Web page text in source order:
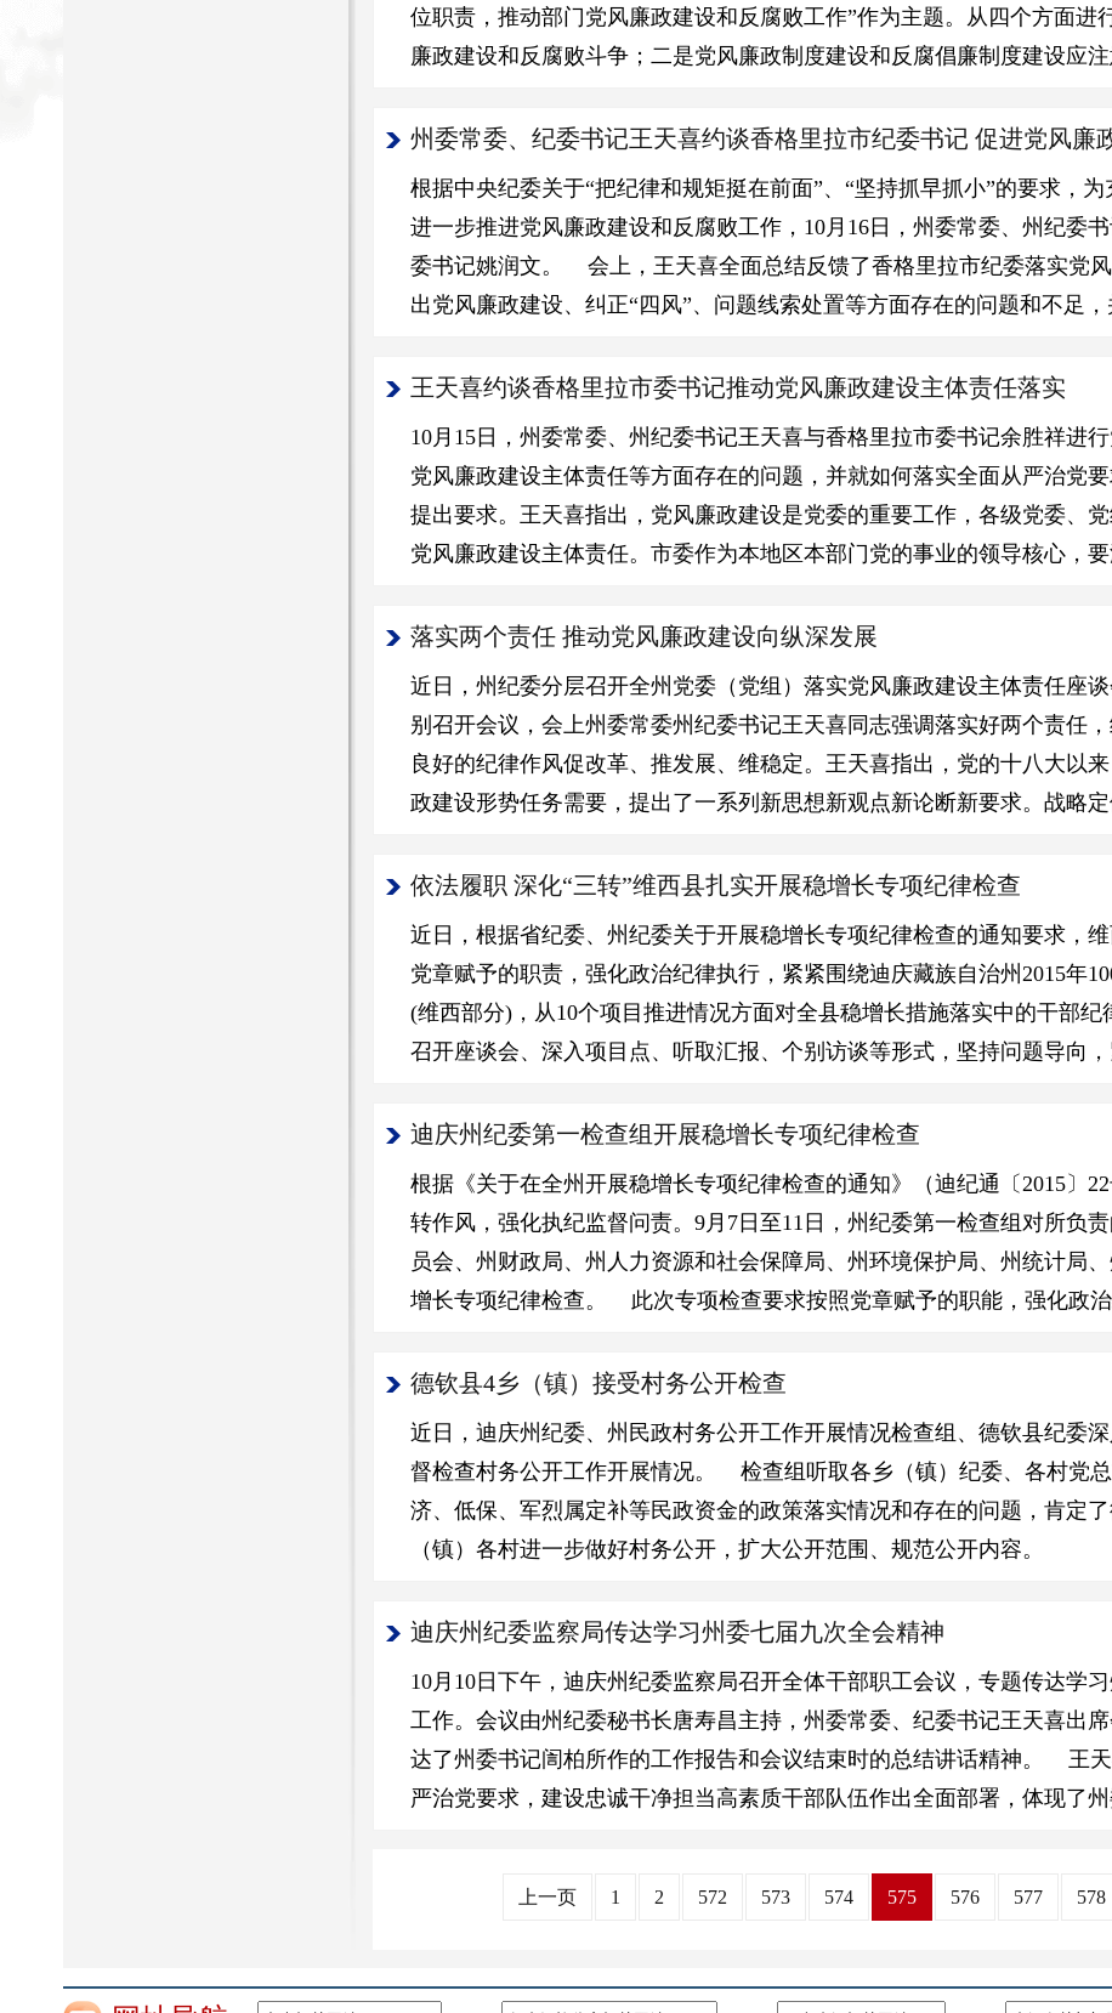
位职责，推动部门党风廉政建设和反腐败工作”作为主题。从四个方面
廉政建设和反腐败斗争；二是党风廉政制度建设和反腐倡廉制度建设应
州委常委、纪委书记王天喜约谈香格里拉市纪委书记 促进党风廉
根据中央纪委关于“把纪律和规矩挺在前面”、“坚持抓早抓小”的要求，
进一步推进党风廉政建设和反腐败工作，10月16日，州委常委、州纪委
委书记姚润文。 会上，王天喜全面总结反馈了香格里拉市纪委落实党
出党风廉政建设、纠正“四风”、问题线索处置等方面存在的问题和不足
王天喜约谈香格里拉市委书记推动党风廉政建设主体责任落实
10月15日，州委常委、州纪委书记王天喜与香格里拉市委书记余胜祥进
党风廉政建设主体责任等方面存在的问题，并就如何落实全面从严治党
提出要求。王天喜指出，党风廉政建设是党委的重要工作，各级党委、
党风廉政建设主体责任。市委作为本地区本部门党的事业的领导核心，
落实两个责任 推动党风廉政建设向纵深发展
近日，州纪委分层召开全州党委（党组）落实党风廉政建设主体责任座
别召开会议，会上州委常委州纪委书记王天喜同志强调落实好两个责任
良好的纪律作风促改革、推发展、维稳定。王天喜指出，党的十八大以
政建设形势任务需要，提出了一系列新思想新观点新论断新要求。战略
依法履职 深化“三转”维西县扎实开展稳增长专项纪律检查
近日，根据省纪委、州纪委关于开展稳增长专项纪律检查的通知要求，
党章赋予的职责，强化政治纪律执行，紧紧围绕迪庆藏族自治州2015年
(维西部分)，从10个项目推进情况方面对全县稳增长措施落实中的干部
召开座谈会、深入项目点、听取汇报、个别访谈等形式，坚持问题导向
迪庆州纪委第一检查组开展稳增长专项纪律检查
根据《关于在全州开展稳增长专项纪律检查的通知》（迪纪通〔2015〕
转作风，强化执纪监督问责。9月7日至11日，州纪委第一检查组对所负
员会、州财政局、州人力资源和社会保障局、州环境保护局、州统计局
增长专项纪律检查。 此次专项检查要求按照党章赋予的职能，强化政
德钦县4乡（镇）接受村务公开检查
近日，迪庆州纪委、州民政村务公开工作开展情况检查组、德钦县纪委
督检查村务公开工作开展情况。 检查组听取各乡（镇）纪委、各村党
济、低保、军烈属定补等民政资金的政策落实情况和存在的问题，肯定
（镇）各村进一步做好村务公开，扩大公开范围、规范公开内容。
迪庆州纪委监察局传达学习州委七届九次全会精神
10月10日下午，迪庆州纪委监察局召开全体干部职工会议，专题传达学
工作。会议由州纪委秘书长唐寿昌主持，州委常委、纪委书记王天喜
达了州委书记訚柏所作的工作报告和会议结束时的总结讲话精神。 王
严治党要求，建设忠诚干净担当高素质干部队伍作出全面部署，体现了
上一页 1 2 572 573 574 575 576 577 578